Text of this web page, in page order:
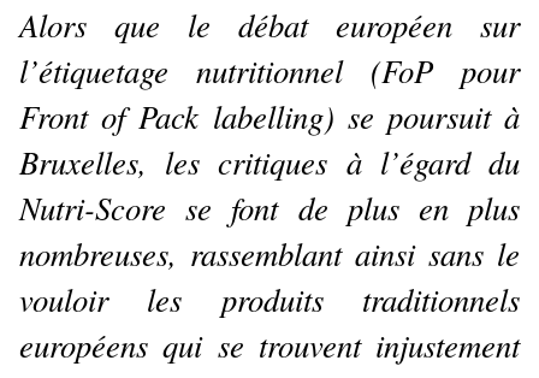
Alors que le débat européen sur
l’étiquetage nutritionnel (FoP pour
Front of Pack labelling) se poursuit à
Bruxelles, les critiques à l’égard du
Nutri-Score se font de plus en plus
nombreuses, rassemblant ainsi sans le
vouloir les produits traditionnels
européens qui se trouvent injustement